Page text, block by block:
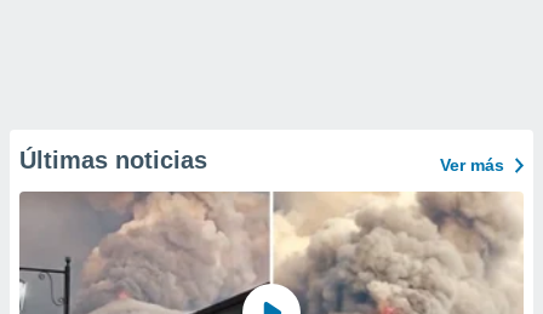
Últimas noticias Ver más